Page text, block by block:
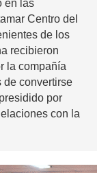
en las
Centro del
de los
recibieron
la compañía
de convertirse
por
con la